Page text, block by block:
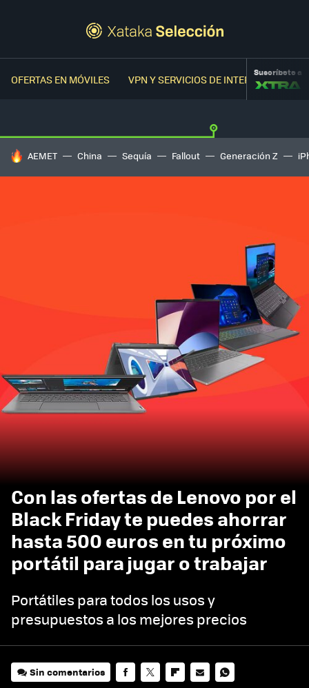
OFERTAS EN MÓVILES VPN Y SERVICIOS DE INTERNETSuscríbete a
HOY SE HABLA DE
AEMET China Sequía Fallout Generación Z
Con las ofertas de Lenovo por el
Black Friday te puedes ahorrar
hasta 500 euros en tu próximo
portátil para jugar o trabajar
Portátiles para todos los usos y
presupuestos a los mejores precios
Sin comentarios